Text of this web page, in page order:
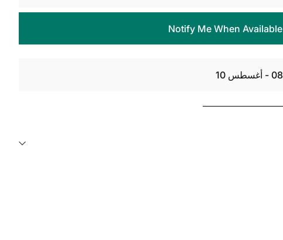
Notify Me When Available